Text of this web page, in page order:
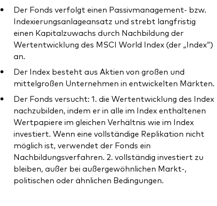
Ressourcen
Marktvolatilität
Research
Anbieterliste
Vanguard Modellportfolios
Vanguard Beratungsstudie
Der Fonds verfolgt einen Passivmanagement- bzw.
Indexierungsanlageansatz und strebt langfristig
einen Kapitalzuwachs durch Nachbildung der
Wertentwicklung des MSCI World Index (der „Index“)
an.
Der Index besteht aus Aktien von großen und
mittelgroßen Unternehmen in entwickelten Märkten.
Der Fonds versucht: 1. die Wertentwicklung des Index
nachzubilden, indem er in alle im Index enthaltenen
Wertpapiere im gleichen Verhältnis wie im Index
investiert. Wenn eine vollständige Replikation nicht
möglich ist, verwendet der Fonds ein
Nachbildungsverfahren. 2. vollständig investiert zu
bleiben, außer bei außergewöhnlichen Markt-,
politischen oder ähnlichen Bedingungen.